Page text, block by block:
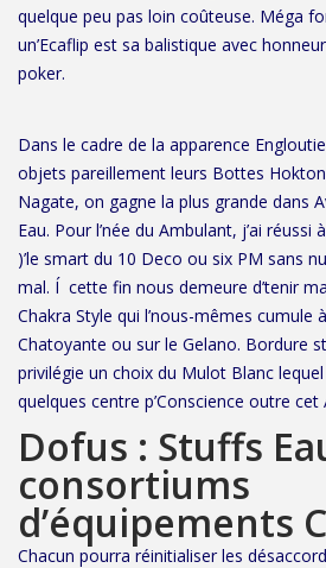
quelque peu pas loin coûteuse. Méga
un’Ecaflip est sa balistique avec
poker.
Dans le cadre de la apparence
objets pareillement leurs Bottes
Nagate, on gagne la plus grande dans
Eau. Pour l’née du Ambulant, j’ai
)’le smart du 10 Deco ou six PM sans
mal. Í cette fin nous demeure d’tenir
Chakra Style qui l’nous-mêmes cumule
Chatoyante ou sur le Gelano. Bordure
privilégie un choix du Mulot Blanc
quelques centre p’Conscience outre cet
Dofus : Stuffs
consortiums
d’équipements
Chacun pourra réinitialiser les